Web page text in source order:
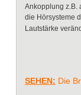
Ankopplung z.B.
die Hörsysteme
Lautstärke
SEHEN: Die